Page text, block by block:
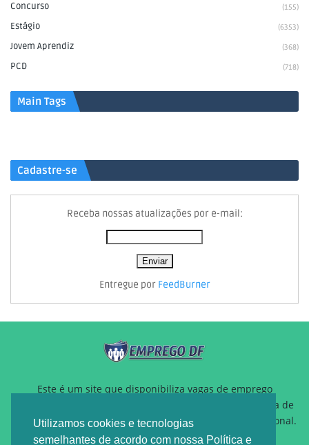
Utilizamos cookies e tecnologias
semelhantes de acordo com nossa Política e
Concurso (155)
Estágio (6353)
Jovem Aprendiz (368)
PCD (718)
Main Tags
Cadastre-se
Receba nossas atualizações por e-mail:
Entregue por FeedBurner
Este é um site que disponibiliza vagas de emprego
gratuitamente para auxiliar pessoas que estão a procura de
um novo emprego ou querem reposicionamento profissional.